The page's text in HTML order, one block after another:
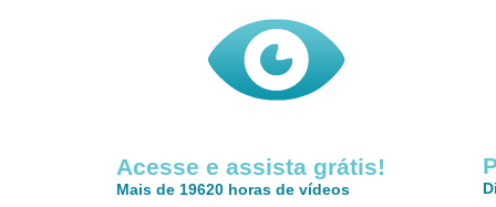
Acesse e assista grátis!
Mais de 19620 horas de vídeos